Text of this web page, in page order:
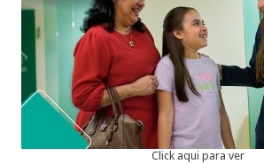
Click aqui para ver